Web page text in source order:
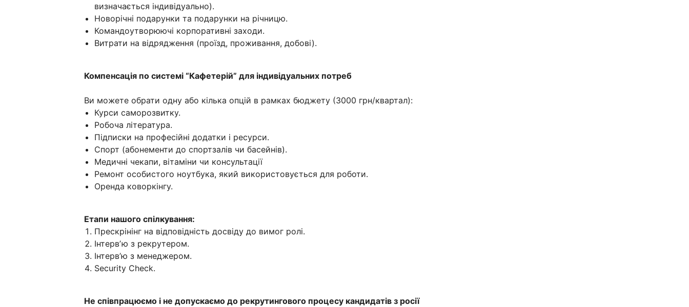
визначається індивідуально).
Новорічні подарунки та подарунки на річницю.
Командоутворюючі корпоративні заходи.
Витрати на відрядження (проїзд, проживання, добові).
Компенсація по системі “Кафетерій” для індивідуальних потреб
Ви можете обрати одну або кілька опцій в рамках бюджету (3000 грн/квартал):
Курси саморозвитку.
Робоча література.
Підписки на професійні додатки і ресурси.
Спорт (абонементи до спортзалів чи басейнів).
Медичні чекапи, вітаміни чи консультації
Ремонт особистого ноутбука, який використовується для роботи.
Оренда коворкінгу.
Етапи нашого спілкування:
Прескрінінг на відповідність досвіду до вимог ролі.
Інтервʼю з рекрутером.
Інтерв’ю з менеджером.
Security Check.
Не співпрацюємо і не допускаємо до рекрутингового процесу кандидатів з росії